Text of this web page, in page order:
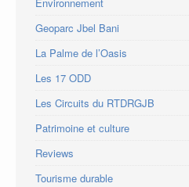
Environnement
Geoparc Jbel Bani
La Palme de l’Oasis
Les 17 ODD
Les Circuits du RTDRGJB
Patrimoine et culture
Reviews
Tourisme durable